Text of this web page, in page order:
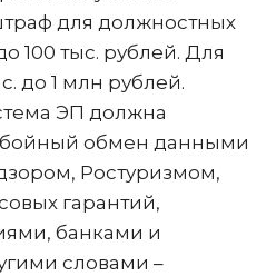
для должностных
100 тыс. рублей. Для
до 1 млн рублей.
ЭП должна
обмен данными
Ростуризмом,
гарантий,
банками и
словами –